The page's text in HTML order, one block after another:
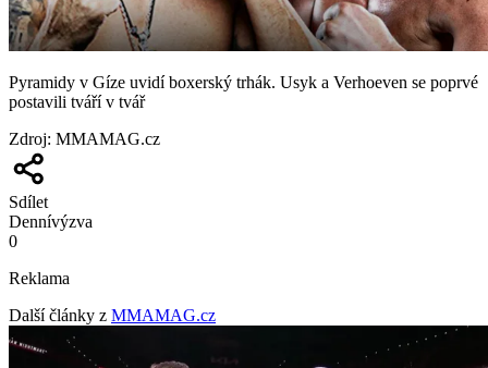
Pyramidy v Gíze uvidí boxerský trhák. Usyk a Verhoeven se poprvé
postavili tváří v tvář
Zdroj: MMAMAG.cz
Sdílet
Dennívýzva
0
Reklama
Další články z MMAMAG.cz